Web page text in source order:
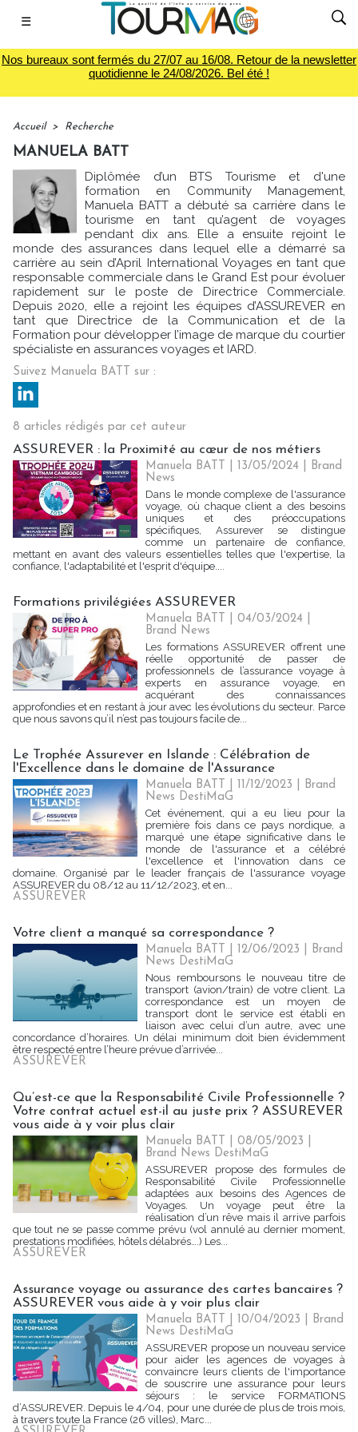
☰
Nos bureaux sont fermés du 27/07 au 16/08. Retour de la newsletter
quotidienne le 24/08/2026. Bel été !
Accueil > Recherche
MANUELA BATT
Diplômée d’un BTS Tourisme et d'une
formation en Community Management,
Manuela BATT a débuté sa carrière dans le
tourisme en tant qu’agent de voyages
pendant dix ans. Elle a ensuite rejoint le
monde des assurances dans lequel elle a démarré sa
carrière au sein d’April International Voyages en tant que
responsable commerciale dans le Grand Est pour évoluer
rapidement sur le poste de Directrice Commerciale.
Depuis 2020, elle a rejoint les équipes d’ASSUREVER en
tant que Directrice de la Communication et de la
Formation pour développer l’image de marque du courtier
spécialiste en assurances voyages et IARD.
Suivez Manuela BATT sur :
8 articles rédigés par cet auteur
ASSUREVER : la Proximité au cœur de nos métiers
Manuela BATT | 13/05/2024
Brand
News
Dans le monde complexe de l'assurance
voyage, où chaque client a des besoins
uniques et des préoccupations
spécifiques, Assurever se distingue
comme un partenaire de confiance,
mettant en avant des valeurs essentielles telles que l'expertise, la
confiance, l'adaptabilité et l'esprit d'équipe....
Formations privilégiées ASSUREVER
Manuela BATT | 04/03/2024
Brand News
Les formations ASSUREVER offrent une
réelle opportunité de passer de
professionnels de l’assurance voyage à
experts en assurance voyage, en
acquérant des connaissances
approfondies et en restant à jour avec les évolutions du secteur. Parce
que nous savons qu’il n’est pas toujours facile de...
Le Trophée Assurever en Islande : Célébration de
l'Excellence dans le domaine de l'Assurance
Manuela BATT | 11/12/2023
Brand
News DestiMaG
Cet événement, qui a eu lieu pour la
première fois dans ce pays nordique, a
marqué une étape significative dans le
monde de l'assurance et a célébré
l'excellence et l'innovation dans ce
domaine. Organisé par le leader français de l'assurance voyage
ASSUREVER du 08/12 au 11/12/2023, et en...
ASSUREVER
Votre client a manqué sa correspondance ?
Manuela BATT | 12/06/2023
Brand
News DestiMaG
Nous remboursons le nouveau titre de
transport (avion/train) de votre client. La
correspondance est un moyen de
transport dont le service est établi en
liaison avec celui d’un autre, avec une
concordance d’horaires. Un délai minimum doit bien évidemment
être respecté entre l’heure prévue d’arrivée...
ASSUREVER
Qu’est-ce que la Responsabilité Civile Professionnelle ?
Votre contrat actuel est-il au juste prix ? ASSUREVER
vous aide à y voir plus clair
Manuela BATT | 08/05/2023
Brand News DestiMaG
ASSUREVER propose des formules de
Responsabilité Civile Professionnelle
adaptées aux besoins des Agences de
Voyages. Un voyage peut être la
réalisation d’un rêve mais il arrive parfois
que tout ne se passe comme prévu (vol annulé au dernier moment,
prestations modifiées, hôtels délabrés….) Les...
ASSUREVER
Assurance voyage ou assurance des cartes bancaires ?
ASSUREVER vous aide à y voir plus clair
Manuela BATT | 10/04/2023
Brand
News DestiMaG
ASSUREVER propose un nouveau service
pour aider les agences de voyages à
convaincre leurs clients de l'importance
de souscrire une assurance pour leurs
séjours : le service FORMATIONS
d’ASSUREVER. Depuis le 4/04, pour une durée de plus de trois mois,
à travers toute la France (26 villes), Marc...